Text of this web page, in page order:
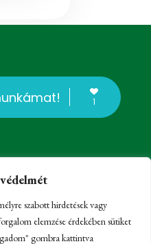
szabott hirdetések vagy
elemzése érdekében sütiket
gombra kattintva
1
2023-2025 -Impresszum-